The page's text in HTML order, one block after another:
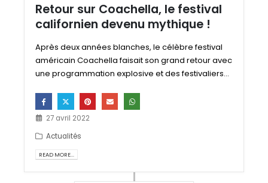
Retour sur Coachella, le festival
californien devenu mythique !
Après deux années blanches, le célèbre festival
américain Coachella faisait son grand retour avec
une programmation explosive et des festivaliers...
27 avril 2022
Actualités
READ MORE...